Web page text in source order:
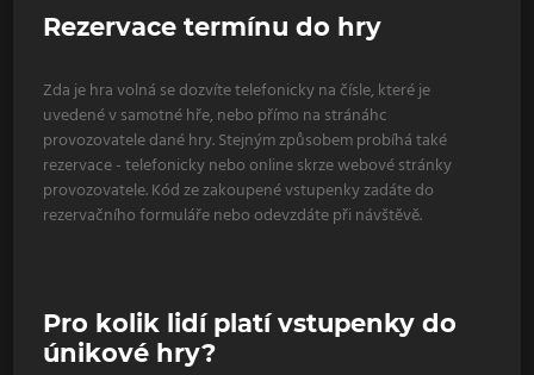
Rezervace termínu do hry
Zda je hra volná se dozvíte telefonicky na čísle, které je
uvedené v samotné hře, nebo přímo na stránáhc
provozovatele dané hry. Stejným způsobem probíhá také
rezervace - telefonicky nebo online skrze webové stránky
provozovatele. Kód ze zakoupené vstupenky zadáte do
rezervačního formuláře nebo odevzdáte při návštěvě.
Pro kolik lidí platí vstupenky do
únikové hry?